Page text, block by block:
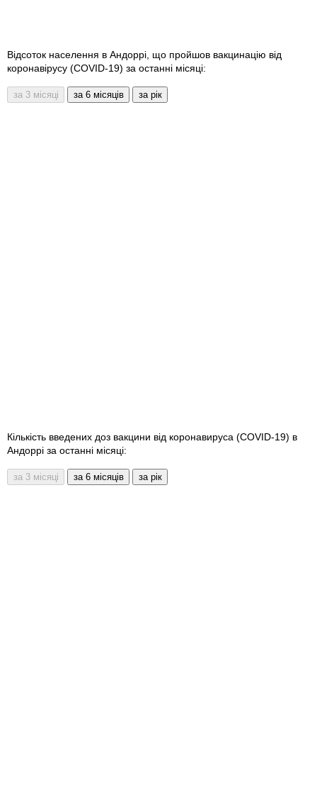
Відсоток населення в Андоррі, що пройшов вакцинацію від
коронавірусу (COVID-19) за останні місяці:
Кількість введених доз вакцини від коронавируса (COVID-19) в
Андоррі за останні місяці: